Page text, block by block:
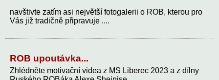
navštivte zatím asi největší fotogalerii o ROB, kterou pro
Vás již tradičně připravuje ....
ROB upoutávka...
Zhlédněte motivační videa z MS Liberec 2023 a z dílny